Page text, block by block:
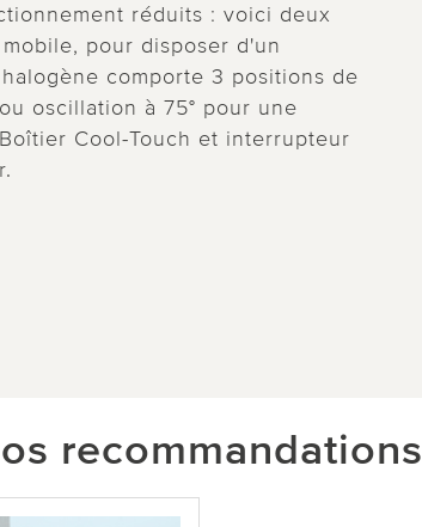
réduits : voici deux
pour disposer d'un
comporte 3 positions de
oscillation à 75° pour une
Cool-Touch et interrupteur
recommandations